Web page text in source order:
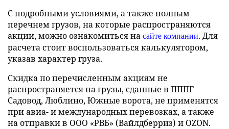
С подробными условиями, а также полным
перечнем грузов, на которые распространяются
акции, можно ознакомиться на сайте компании. Для
расчета стоит воспользоваться калькулятором,
указав характер груза.
Скидка по перечисленным акциям не
распространяется на грузы, сданные в ПППГ
Садовод, Люблино, Южные ворота, не применятся
при авиа- и международных перевозках, а также
на отправки в ООО «РВБ» (Вайлдберриз) и OZON.